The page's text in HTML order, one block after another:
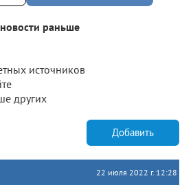
раньше
источников
других
Добавить
22 июля 2022 г. 12:28